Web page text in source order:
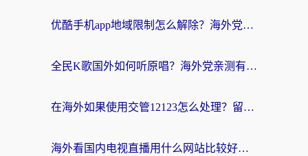
优酷手机app地域限制怎么解除？海外党亲测有效的追剧方案
全民K歌国外如何听原唱？海外党亲测有效的回国加速器选择指南
在海外如果使用交管12123怎么处理？留学生亲测有效的回国加速方案
海外看国内电视直播用什么网站比较好？一篇解决你所有追剧难题的实用指南